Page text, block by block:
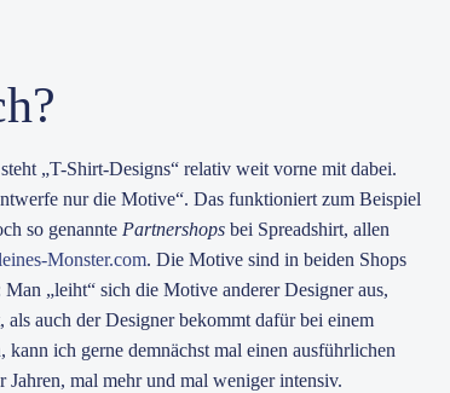
„T-Shirt-Designs“ relativ weit vorne mit dabei.
nur die Motive“. Das funktioniert zum Beispiel
so genannte Partnershops bei Spreadshirt, allen
Monster.com. Die Motive sind in beiden Shops
„leiht“ sich die Motive anderer Designer aus,
auch der Designer bekommt dafür bei einem
ich gerne demnächst mal einen ausführlichen
Jahren, mal mehr und mal weniger intensiv.